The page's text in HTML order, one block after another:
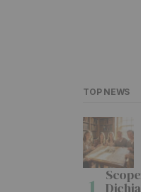
TOP NEWS